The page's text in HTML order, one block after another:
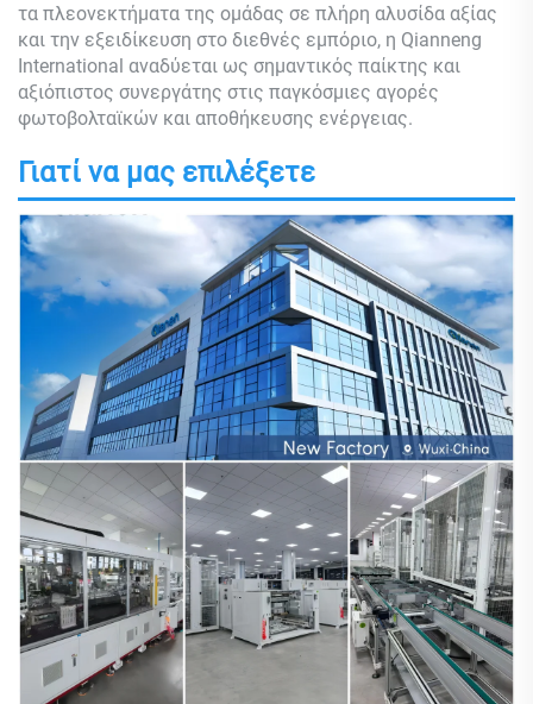
τα πλεονεκτήματα της ομάδας σε πλήρη αλυσίδα αξίας
και την εξειδίκευση στο διεθνές εμπόριο, η Qianneng
International αναδύεται ως σημαντικός παίκτης και
αξιόπιστος συνεργάτης στις παγκόσμιες αγορές
φωτοβολταϊκών και αποθήκευσης ενέργειας.
Γιατί να μας επιλέξετε